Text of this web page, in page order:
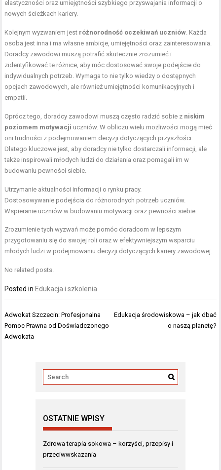
elastyczności oraz umiejętności szybkiego przyswajania informacji o
nowych ścieżkach kariery.
Kolejnym wyzwaniem jest różnorodność oczekiwań uczniów . Każda
osoba jest inna i ma własne ambicje, umiejętności oraz zainteresowania.
Doradcy zawodowi muszą potrafić skutecznie zrozumieć i
zidentyfikować te różnice, aby móc dostosować swoje podejście do
indywidualnych potrzeb. Wymaga to nie tylko wiedzy o dostępnych
opcjach zawodowych, ale również umiejętności komunikacyjnych i
empatii.
Oprócz tego, doradcy zawodowi muszą często radzić sobie z niskim
poziomem motywacji uczniów. W obliczu wielu możliwości mogą mieć
oni trudności z podejmowaniem decyzji dotyczących przyszłości.
Dlatego kluczowe jest, aby doradcy nie tylko dostarczali informacji, ale
także inspirowali młodych ludzi do działania oraz pomagali im w
budowaniu pewności siebie.
Utrzymanie aktualności informacji o rynku pracy.
Dostosowywanie podejścia do różnorodnych potrzeb uczniów.
Wspieranie uczniów w budowaniu motywacji oraz pewności siebie.
Zrozumienie tych wyzwań może pomóc doradcom w lepszym
przygotowaniu się do swojej roli oraz w efektywniejszym wsparciu
młodych ludzi w podejmowaniu decyzji dotyczących kariery zawodowej.
No related posts.
Posted in Edukacja i szkolenia
Nawigacja
wpisu
Adwokat Szczecin: Profesjonalna
Pomoc Prawna od Doświadczonego
Adwokata
Edukacja środowiskowa – jak dbać
o naszą planetę?
OSTATNIE WPISY
Zdrowa terapia sokowa – korzyści, przepisy i
przeciwwskazania